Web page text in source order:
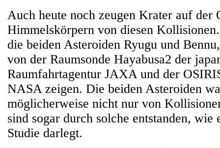
Auch heute noch zeugen Krater auf der
Himmelskörpern von diesen
die beiden Asteroiden Ryugu und
von der Raumsonde Hayabusa2 der
Raumfahrtagentur JAXA und der
NASA zeigen. Die beiden Asteroiden
möglicherweise nicht nur von
sind sogar durch solche entstanden,
Studie darlegt.